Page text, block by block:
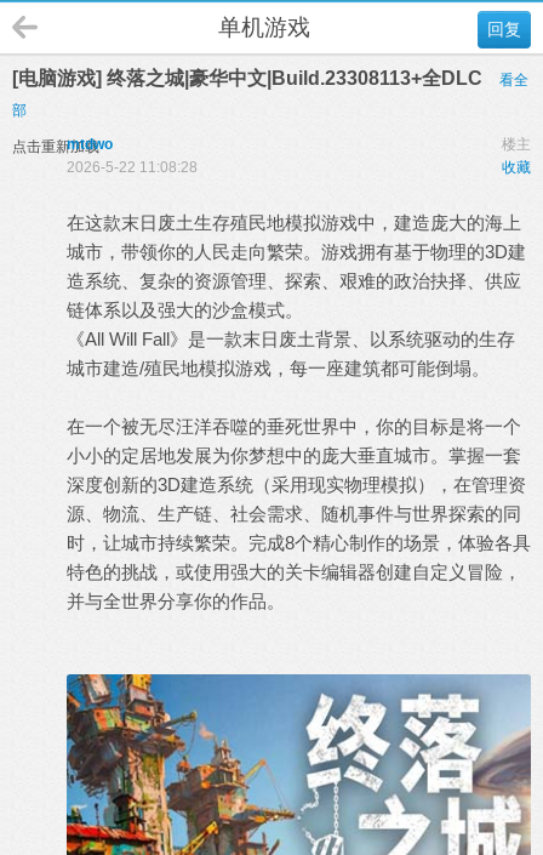
回复
单机游戏
[电脑游戏] 终落之城|豪华中文|Build.23308113+全DLC
看全
部
点击重新加载 楼主
mtdwo
收藏
2026-5-22 11:08:28
在这款末日废土生存殖民地模拟游戏中，建造庞大的海上
城市，带领你的人民走向繁荣。游戏拥有基于物理的3D建
造系统、复杂的资源管理、探索、艰难的政治抉择、供应
链体系以及强大的沙盒模式。
《All Will Fall》是一款末日废土背景、以系统驱动的生存
城市建造/殖民地模拟游戏，每一座建筑都可能倒塌。
在一个被无尽汪洋吞噬的垂死世界中，你的目标是将一个
小小的定居地发展为你梦想中的庞大垂直城市。掌握一套
深度创新的3D建造系统（采用现实物理模拟），在管理资
源、物流、生产链、社会需求、随机事件与世界探索的同
时，让城市持续繁荣。完成8个精心制作的场景，体验各具
特色的挑战，或使用强大的关卡编辑器创建自定义冒险，
并与全世界分享你的作品。